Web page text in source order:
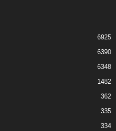
6925
6390
6348
1482
362
335
334